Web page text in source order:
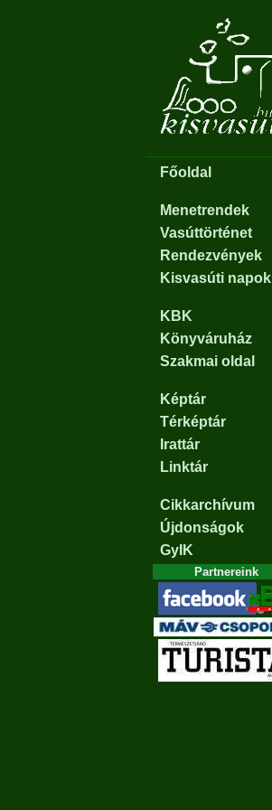
Főoldal
Menetrendek
Vasúttörténet
Rendezvények
Kisvasúti napok
KBK
Könyváruház
Szakmai oldal
Képtár
Térképtár
Irattár
Linktár
Cikkarchívum
Újdonságok
GyIK
Partnereink